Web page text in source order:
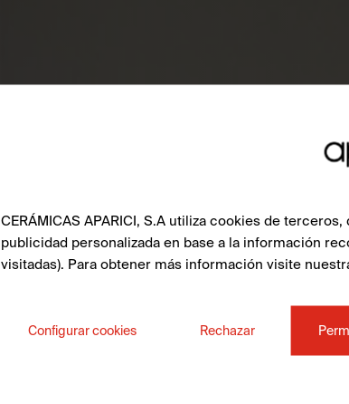
CERÁMICAS APARICI, S.A utiliza cookies de
publicidad personalizada en base a la información
visitadas). Para obtener más información visite
Configurar cookies Rechazar